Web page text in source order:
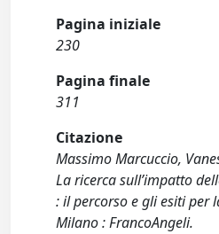
Pagina iniziale
230
Pagina finale
311
Citazione
Massimo Marcuccio,
La ricerca sull’impatto
: il percorso e gli esiti per
Milano : FrancoAngeli.